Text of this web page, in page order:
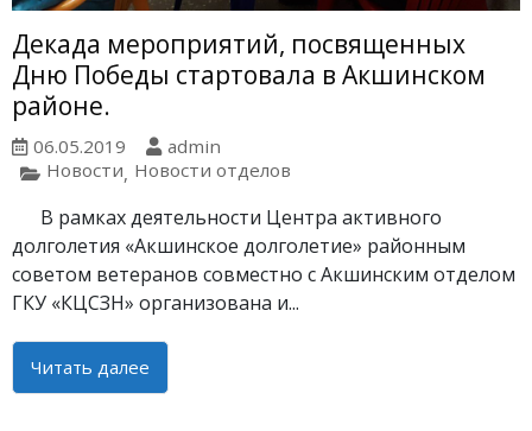
Декада мероприятий, посвященных
Дню Победы стартовала в Акшинском
районе.
06.05.2019
admin
Новости, Новости отделов
В рамках деятельности Центра активного
долголетия «Акшинское долголетие» районным
советом ветеранов совместно с Акшинским отделом
ГКУ «КЦСЗН» организована и...
Читать далее